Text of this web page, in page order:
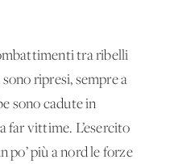
tra ribelli
sono ripresi, sempre a
sono cadute in
far vittime. L’esercito
po’ più a nord le forze